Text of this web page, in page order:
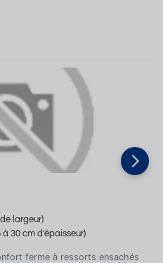
largeur)
à 30 cm d'épaisseur)
ferme à ressorts ensachés